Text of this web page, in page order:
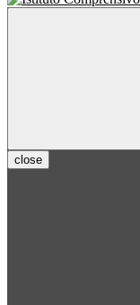
close